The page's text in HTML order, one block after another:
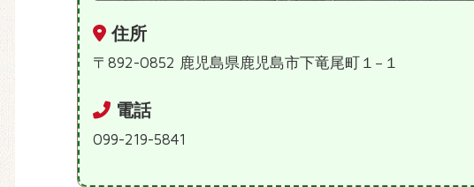
住所
〒892-0852 鹿児島県鹿児島市下竜尾町１−１
電話
099-219-5841